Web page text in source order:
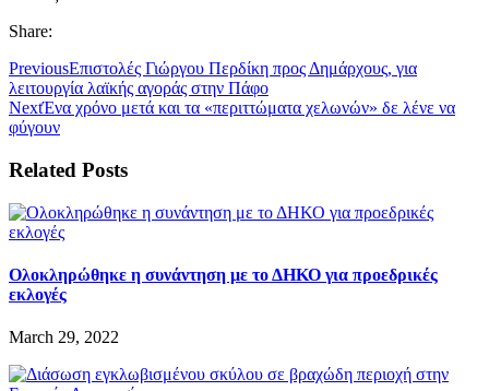
Share:
PreviousΕπιστολές Γιώργου Περδίκη προς Δημάρχους, για
λειτουργία λαϊκής αγοράς στην Πάφο
NextΈνα χρόνο μετά και τα «περιττώματα χελωνών» δε λένε να
φύγουν
Related Posts
Ολοκληρώθηκε η συνάντηση με το ΔΗΚΟ για προεδρικές
εκλογές
March 29, 2022